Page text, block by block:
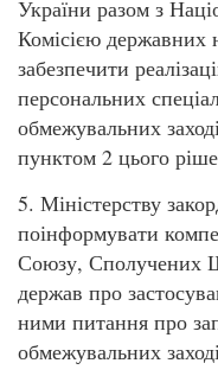
України разом з
Комісією державних
забезпечити
персональних
обмежувальних
пунктом 2 цього
5. Міністерству
поінформувати
Союзу, Сполучених
держав про
ними питання про
обмежувальних